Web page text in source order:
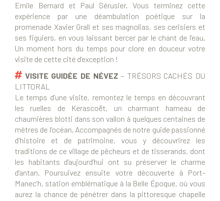
Emile Bernard et Paul Sérusier. Vous terminez cette
expérience par une déambulation poétique sur la
promenade Xavier Grall et ses magnolias, ses cerisiers et
ses figuiers, en vous laissant bercer par le chant de l’eau.
Un moment hors du temps pour clore en douceur votre
visite de cette cité d’exception !
VISITE GUIDÉE DE NÉVEZ – TRÉSORS CACHÉS DU
LITTORAL
Le temps d’une visite, remontez le temps en découvrant
les ruelles de Kerascoët, un charmant hameau de
chaumières blotti dans son vallon à quelques centaines de
mètres de l’océan. Accompagnés de notre guide passionné
d’histoire et de patrimoine, vous y découvrirez les
traditions de ce village de pêcheurs et de tisserands, dont
les habitants d’aujourd’hui ont su préserver le charme
d’antan. Poursuivez ensuite votre découverte à Port-
Manec’h, station emblématique à la Belle Époque, où vous
aurez la chance de pénétrer dans la pittoresque chapelle